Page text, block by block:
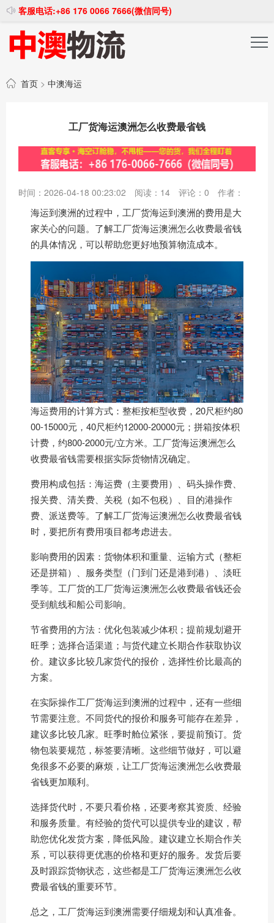
客服电话:+86 176 0066 7666(微信同号)
首页 > 中澳海运
工厂货海运澳洲怎么收费最省钱
时间：2026-04-18 00:23:02 阅读： 14 评论： 0 作者：
海运到澳洲的过程中，工厂货海运到澳洲的费用是大
家关心的问题。了解工厂货海运澳洲怎么收费最省钱
的具体情况，可以帮助您更好地预算物流成本。
海运费用的计算方式：整柜按柜型收费，20尺柜约80
00-15000元，40尺柜约12000-20000元；拼箱按体积
计费，约800-2000元/立方米。工厂货海运澳洲怎么
收费最省钱需要根据实际货物情况确定。
费用构成包括：海运费（主要费用）、码头操作费、
报关费、清关费、关税（如不包税）、目的港操作
费、派送费等。了解工厂货海运澳洲怎么收费最省钱
时，要把所有费用项目都考虑进去。
影响费用的因素：货物体积和重量、运输方式（整柜
还是拼箱）、服务类型（门到门还是港到港）、淡旺
季等。工厂货的工厂货海运澳洲怎么收费最省钱还会
受到航线和船公司影响。
节省费用的方法：优化包装减少体积；提前规划避开
旺季；选择合适渠道；与货代建立长期合作获取协议
价。建议多比较几家货代的报价，选择性价比最高的
方案。
在实际操作工厂货海运到澳洲的过程中，还有一些细
节需要注意。不同货代的报价和服务可能存在差异，
建议多比较几家。旺季时舱位紧张，要提前预订。货
物包装要规范，标签要清晰。这些细节做好，可以避
免很多不必要的麻烦，让工厂货海运澳洲怎么收费最
省钱更加顺利。
选择货代时，不要只看价格，还要考察其资质、经验
和服务质量。有经验的货代可以提供专业的建议，帮
助您优化发货方案，降低风险。建议建立长期合作关
系，可以获得更优惠的价格和更好的服务。发货后要
及时跟踪货物状态，这些都是工厂货海运澳洲怎么收
费最省钱的重要环节。
总之，工厂货海运到澳洲需要仔细规划和认真准备。